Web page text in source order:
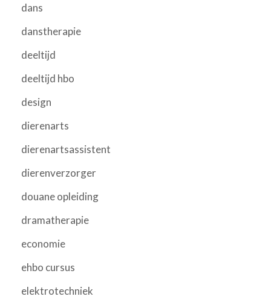
dans
danstherapie
deeltijd
deeltijd hbo
design
dierenarts
dierenartsassistent
dierenverzorger
douane opleiding
dramatherapie
economie
ehbo cursus
elektrotechniek